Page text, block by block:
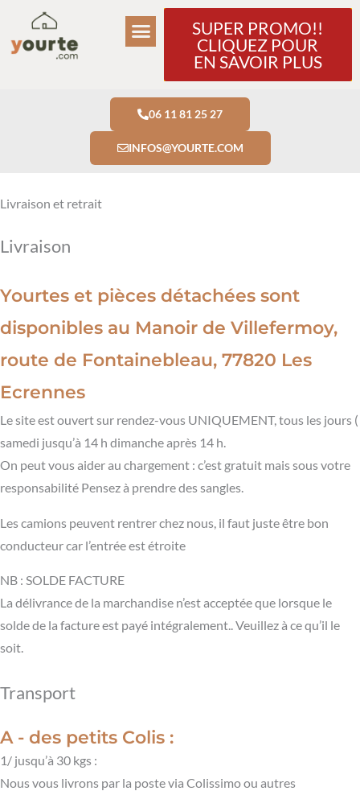
contenu
SUPER PROMO!!
CLIQUEZ POUR
EN SAVOIR PLUS
06 11 81 25 27
INFOS@YOURTE.COM
Livraison et retrait
Livraison
Yourtes et pièces détachées sont
disponibles au Manoir de Villefermoy,
route de Fontainebleau, 77820 Les
Ecrennes
Le site est ouvert sur rendez-vous UNIQUEMENT, tous les jours (
samedi jusqu’à 14 h dimanche après 14 h.
On peut vous aider au chargement : c’est gratuit mais sous votre
responsabilité Pensez à prendre des sangles.
Les camions peuvent rentrer chez nous, il faut juste être bon
conducteur car l’entrée est étroite
NB : SOLDE FACTURE
La délivrance de la marchandise n’est acceptée que lorsque le
solde de la facture est payé intégralement.. Veuillez à ce qu’il le
soit.
Transport
A - des petits Colis :
1/ jusqu’à 30 kgs :
Nous vous livrons par la poste via Colissimo ou autres